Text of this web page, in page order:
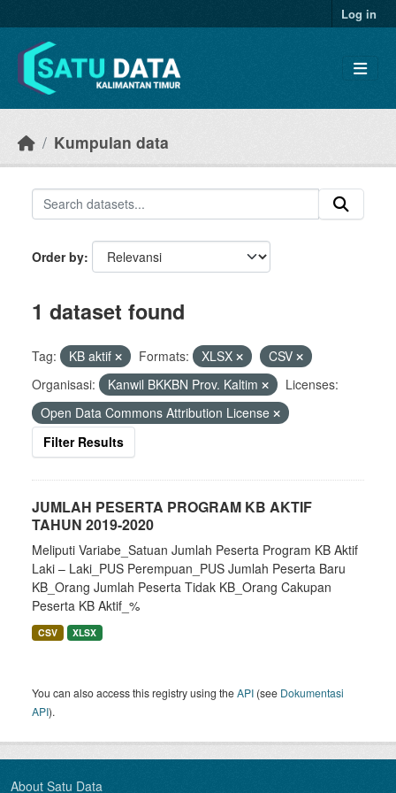
Log in
Kumpulan data
Order by
1 dataset found
Tag: KB aktif Formats: XLSX
CSV
Organisasi:
Kanwil BKKBN Prov. Kaltim
Licenses:
Open Data Commons Attribution License
Filter Results
JUMLAH PESERTA PROGRAM KB AKTIF
TAHUN 2019-2020
Meliputi Variabe_Satuan Jumlah Peserta Program KB Aktif
Laki – Laki_PUS Perempuan_PUS Jumlah Peserta Baru
KB_Orang Jumlah Peserta Tidak KB_Orang Cakupan
Peserta KB Aktif_%
CSV XLSX
You can also access this registry using theAPI (see Dokumentasi
API).
About Satu Data